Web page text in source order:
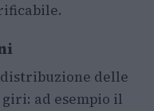
delle
ad esempio il